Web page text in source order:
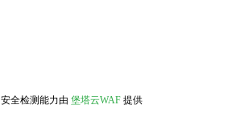
安全检测能力由 堡塔云WAF 提供